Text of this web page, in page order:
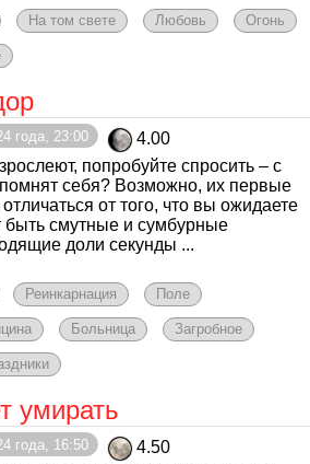
На том свете Любовь Огонь
года, 23:00
4.00
попробуйте спросить – с
помнят себя? Возможно, их первые
от того, что вы ожидаете
быть смутные и сумбурные
доли секунды ...
Реинкарнация Поле
Больница Загробное
умирать
года, 16:50
4.50